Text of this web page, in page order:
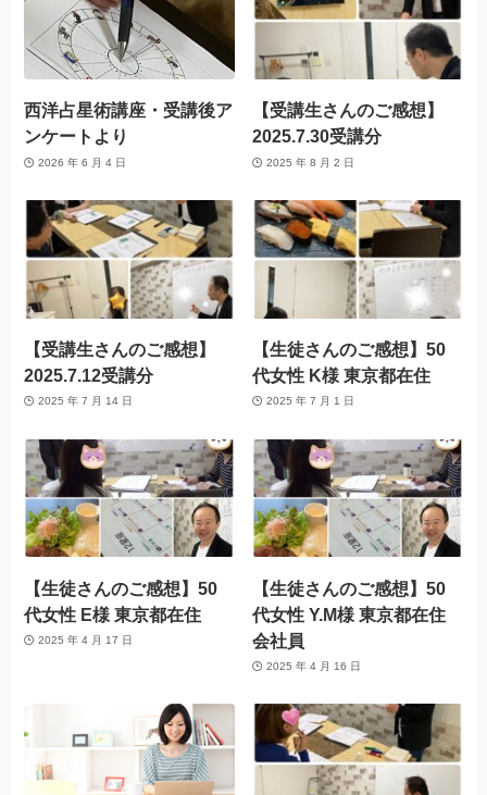
西洋占星術講座・受講後ア
ンケートより
2026 年 6 月 4 日
【受講生さんのご感想】
2025.7.30受講分
2025 年 8 月 2 日
【受講生さんのご感想】
2025.7.12受講分
2025 年 7 月 14 日
【生徒さんのご感想】50
代女性 K様 東京都在住
2025 年 7 月 1 日
【生徒さんのご感想】50
代女性 E様 東京都在住
2025 年 4 月 17 日
【生徒さんのご感想】50
代女性 Y.M様 東京都在住
会社員
2025 年 4 月 16 日